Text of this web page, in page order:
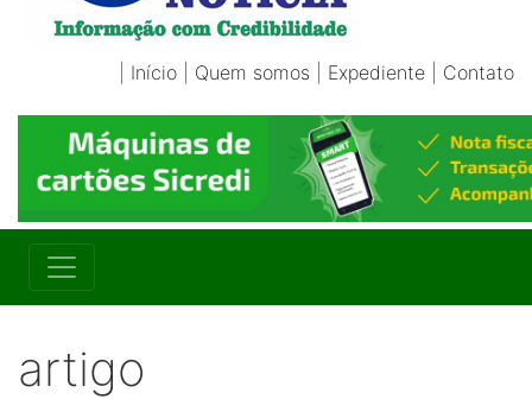
Início Quem somos Expediente Contato
artigo